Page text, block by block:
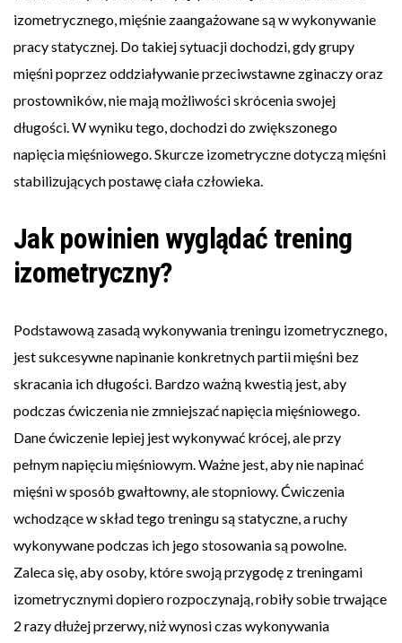
izometrycznego, mięśnie zaangażowane są w wykonywanie
pracy statycznej. Do takiej sytuacji dochodzi, gdy grupy
mięśni poprzez oddziaływanie przeciwstawne zginaczy oraz
prostowników, nie mają możliwości skrócenia swojej
długości. W wyniku tego, dochodzi do zwiększonego
napięcia mięśniowego. Skurcze izometryczne dotyczą mięśni
stabilizujących postawę ciała człowieka.
Jak powinien wyglądać trening
izometryczny?
Podstawową zasadą wykonywania treningu izometrycznego,
jest sukcesywne napinanie konkretnych partii mięśni bez
skracania ich długości. Bardzo ważną kwestią jest, aby
podczas ćwiczenia nie zmniejszać napięcia mięśniowego.
Dane ćwiczenie lepiej jest wykonywać krócej, ale przy
pełnym napięciu mięśniowym. Ważne jest, aby nie napinać
mięśni w sposób gwałtowny, ale stopniowy. Ćwiczenia
wchodzące w skład tego treningu są statyczne, a ruchy
wykonywane podczas ich jego stosowania są powolne.
Zaleca się, aby osoby, które swoją przygodę z treningami
izometrycznymi dopiero rozpoczynają, robiły sobie trwające
2 razy dłużej przerwy, niż wynosi czas wykonywania